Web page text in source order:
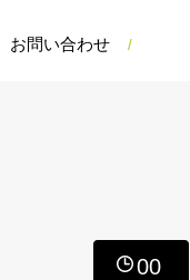
お問い合わせ
00